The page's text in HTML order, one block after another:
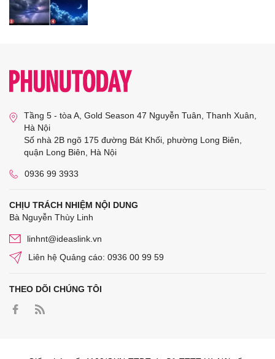
Tầng 5 - tòa A, Gold Season 47 Nguyễn Tuân, Thanh Xuân,
Hà Nội
Số nhà 2B ngõ 175 đường Bát Khối, phường Long Biên,
quận Long Biên, Hà Nội
0936 99 3933
CHỊU TRÁCH NHIỆM NỘI DUNG
Bà Nguyễn Thùy Linh
linhnt@ideaslink.vn
Liên hệ Quảng cáo: 0936 00 99 59
THEO DÕI CHÚNG TÔI